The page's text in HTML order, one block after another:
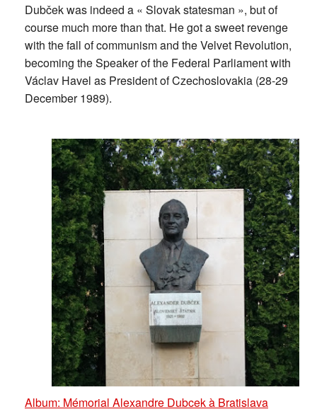
Dubček was indeed a « Slovak statesman », but of
course much more than that. He got a sweet revenge
with the fall of communism and the Velvet Revolution,
becoming the Speaker of the Federal Parliament with
Václav Havel as President of Czechoslovakia (28-29
December 1989).
Album: Mémorial Alexandre Dubcek à Bratislava